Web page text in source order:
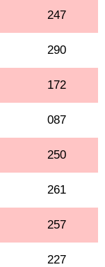
247
290
172
087
250
261
257
227